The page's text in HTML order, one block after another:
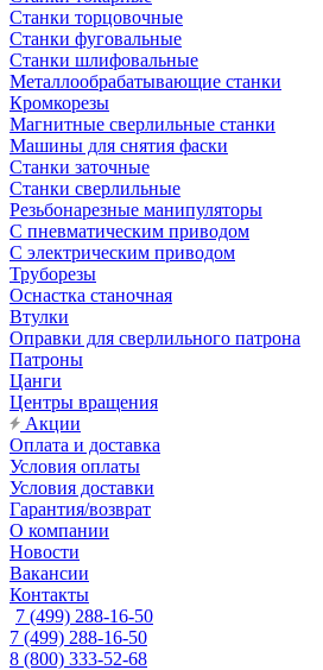
Станки торцовочные
Станки фуговальные
Станки шлифовальные
Металлообрабатывающие станки
Кромкорезы
Магнитные сверлильные станки
Машины для снятия фаски
Станки заточные
Станки сверлильные
Резьбонарезные манипуляторы
С пневматическим приводом
С электрическим приводом
Труборезы
Оснастка станочная
Втулки
Оправки для сверлильного патрона
Патроны
Цанги
Центры вращения
Акции
Оплата и доставка
Условия оплаты
Условия доставки
Гарантия/возврат
О компании
Новости
Вакансии
Контакты
7 (499) 288-16-50
7 (499) 288-16-50
8 (800) 333-52-68